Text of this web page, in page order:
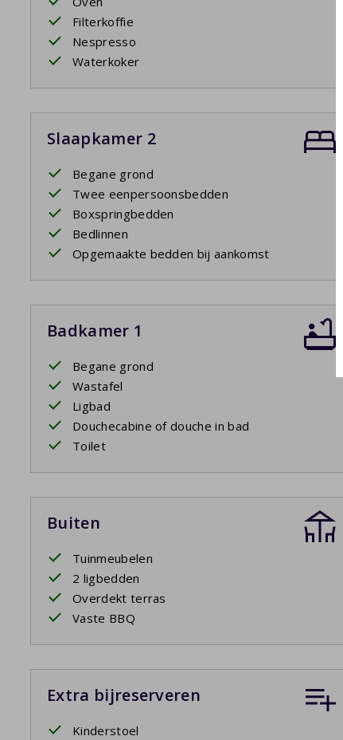
Filterkoffie
Nespresso
Waterkoker
Slaapkamer 2
Begane grond
Twee eenpersoonsbedden
Boxspringbedden
Bedlinnen
Opgemaakte bedden bij aankomst
Badkamer 1
Begane grond
Wastafel
Ligbad
Douchecabine of douche in bad
Toilet
Buiten
Tuinmeubelen
2 ligbedden
Overdekt terras
Vaste BBQ
Extra bijreserveren
Kinderstoel